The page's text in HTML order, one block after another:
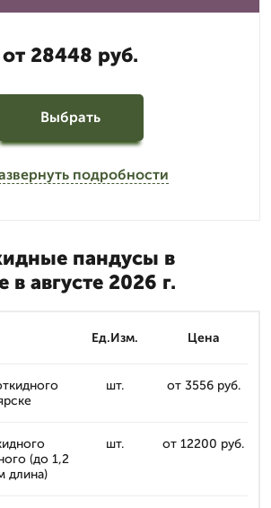
от 28448 руб.
Выбрать
подробности
пандусы в
в августе 2026 г.
Ед.Изм. Цена
шт. от 3556 руб.
(до 1,2
длина)
шт. от 12200 руб.